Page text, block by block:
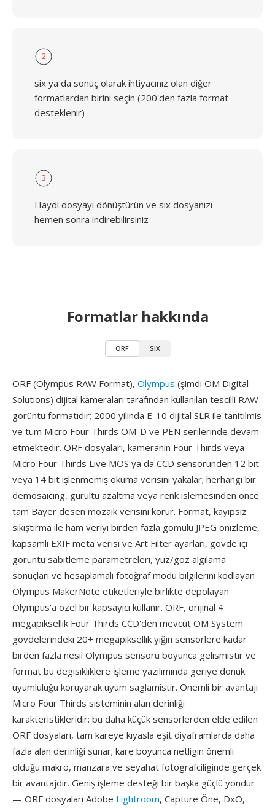
2
six ya da sonuç olarak ihtiyacınız olan diğer
formatlardan birini seçin (200'den fazla format
desteklenir)
3
Haydi dosyayı dönüştürün ve six dosyanızı
hemen sonra indirebilirsiniz
Formatlar hakkında
ORF SIX
ORF (Olympus RAW Format), Olympus (şimdi OM Digital
Solutions) dijital kameraları tarafından kullanılan tescilli RAW
görüntü formatıdır; 2000 yilinda E-10 dijital SLR ile tanitilmis
ve tüm Micro Four Thirds OM-D ve PEN serilerinde devam
etmektedir. ORF dosyaları, kameranin Four Thirds veya
Micro Four Thirds Live MOS ya da CCD sensorunden 12 bit
veya 14 bit işlenmemiş okuma verisini yakalar; herhangi bir
demosaicing, gurultu azaltma veya renk islemesinden önce
tam Bayer desen mozaik verisini korur. Format, kayıpsız
sıkıştırma ile ham veriyi birden fazla gömülü JPEG önizleme,
kapsamlı EXIF meta verisi ve Art Filter ayarları, gövde içi
görüntü sabitleme parametreleri, yuz/göz algilama
sonuçları ve hesaplamali fotoğraf modu bilgilerini kodlayan
Olympus MakerNote etiketleriyle birlikte depolayan
Olympus'a özel bir kapsayıcı kullanır. ORF, orijinal 4
megapiksellik Four Thirds CCD'den mevcut OM System
gövdelerindeki 20+ megapiksellik yığın sensorlere kadar
birden fazla nesil Olympus sensoru boyunca gelismistir ve
format bu degisikliklere i̇şleme yazılımında geriye dönük
uyumluluğu koruyarak uyum saglamistir. Önemli bir avantajı
Micro Four Thirds sisteminin alan derinliği
karakteristikleridir: bu daha küçük sensorlerden elde edilen
ORF dosyaları, tam kareye kıyasla eşit diyaframlarda daha
fazla alan derinliği sunar; kare boyunca netligin önemli
olduğu makro, manzara ve seyahat fotografciliginde gerçek
bir avantajdir. Geniş i̇şleme desteği bir başka güçlü yondur
— ORF dosyaları Adobe Lightroom, Capture Öne, DxO,